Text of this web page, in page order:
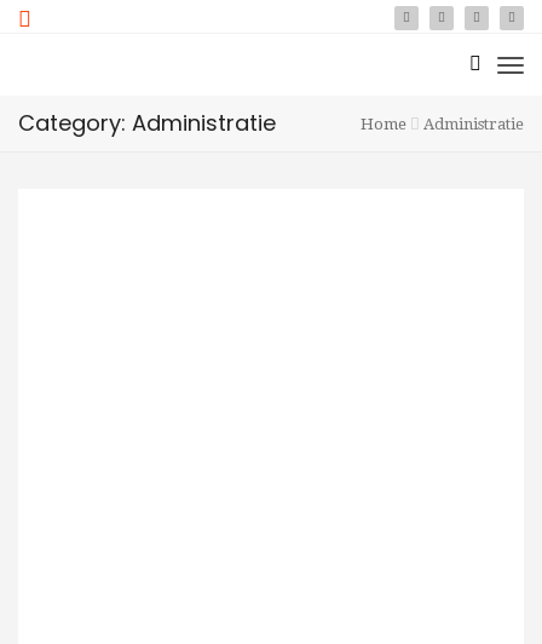
Category: Administratie Home Administratie